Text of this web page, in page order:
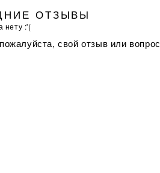
ОТЗЫВЫ
нету :'(
свой отзыв или вопрос